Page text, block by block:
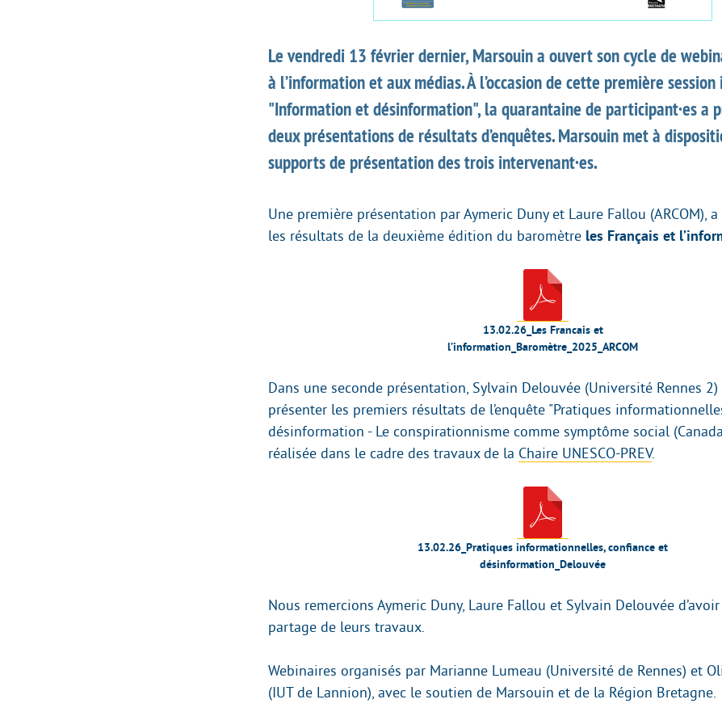
Le vendredi 13 février dernier, Marsouin a ouvert son cycle de
à l’information et aux médias. À l’occasion de cette première
"Information et désinformation", la quarantaine de participant·es a
deux présentations de résultats d’enquêtes. Marsouin met à
supports de présentation des trois intervenant·es.
Une première présentation par Aymeric Duny et Laure Fallou (ARCOM),
les résultats de la deuxième édition du baromètre les Français et
13.02.26_Les Francais et
l’information_Baromètre_2025_ARCOM
Dans une seconde présentation, Sylvain Delouvée (Université Rennes 2)
présenter les premiers résultats de l’enquête "Pratiques
désinformation - Le conspirationnisme comme symptôme social
réalisée dans le cadre des travaux de la Chaire UNESCO-PREV.
13.02.26_Pratiques informationnelles, confiance et
désinformation_Delouvée
Nous remercions Aymeric Duny, Laure Fallou et Sylvain Delouvée
partage de leurs travaux.
Webinaires organisés par Marianne Lumeau (Université de Rennes) et
(IUT de Lannion), avec le soutien de Marsouin et de la Région Bretagne.